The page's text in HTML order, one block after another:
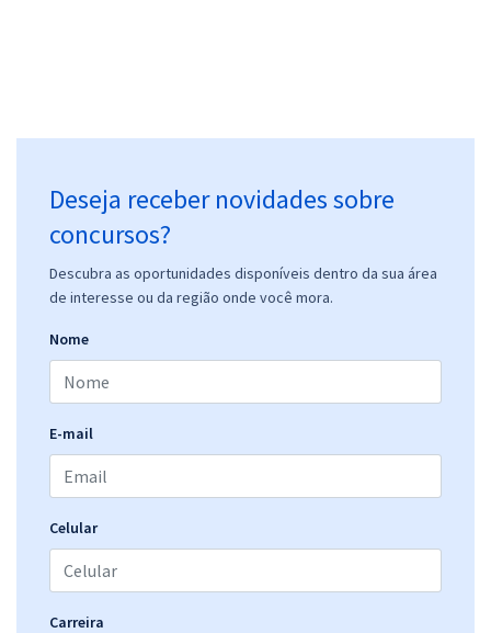
Deseja receber novidades sobre
concursos?
Descubra as oportunidades disponíveis dentro da sua área
de interesse ou da região onde você mora.
Nome
E-mail
Celular
Carreira